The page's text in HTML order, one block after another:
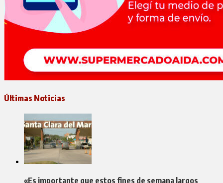
Últimas Noticias
«Es importante que estos fines de semana largos